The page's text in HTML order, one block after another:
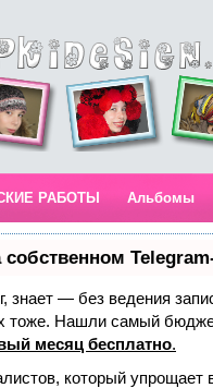
РАБОТЫ Альбомы
знает — без ведения
тоже. Нашли самый
месяц бесплатно.
который упрощает